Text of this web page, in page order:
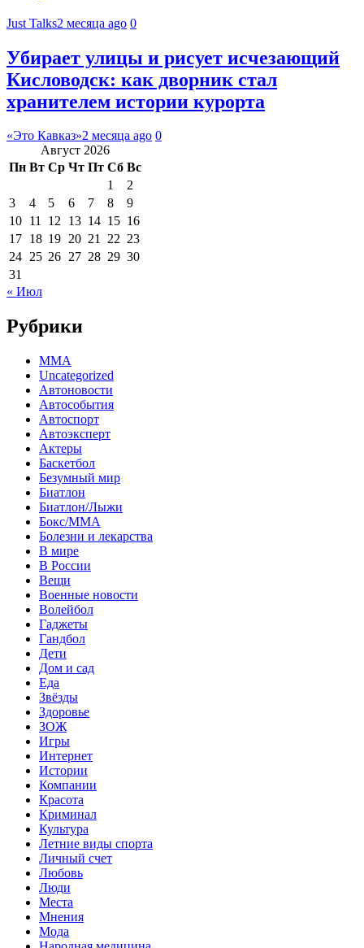
Just Talks2 месяца ago 0
Убирает улицы и рисует исчезающий
Кисловодск: как дворник стал
хранителем истории курорта
«Это Кавказ»2 месяца ago 0
Август 2026
Пн Вт Ср Чт Пт Сб Вс
1
2
3
4 5 6 7 8
9
10 11 12 13 14 15 16
17 18 19 20 21 22 23
24 25 26 27 28 29 30
31
« Июл
Рубрики
MMA
Uncategorized
Автоновости
Автособытия
Автоспорт
Автоэксперт
Актеры
Баскетбол
Безумный мир
Биатлон
Биатлон/Лыжи
Бокс/MMA
Болезни и лекарства
В мире
В России
Вещи
Военные новости
Волейбол
Гаджеты
Гандбол
Дети
Дом и сад
Еда
Звёзды
Здоровье
ЗОЖ
Игры
Интернет
Истории
Компании
Красота
Криминал
Культура
Летние виды спорта
Личный счет
Любовь
Люди
Места
Мнения
Мода